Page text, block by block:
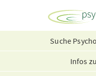
Suche
Infos